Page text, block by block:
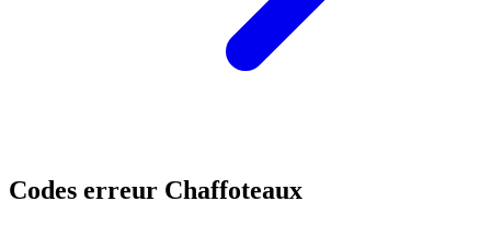
Codes erreur Chaffoteaux